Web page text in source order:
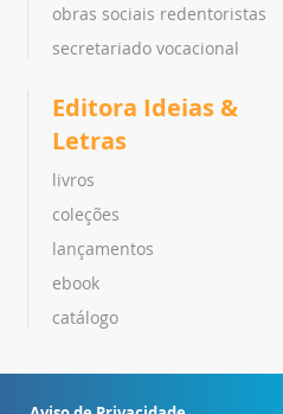
obras sociais redentoristas
secretariado vocacional
Editora Ideias &
Letras
livros
coleções
lançamentos
ebook
catálogo